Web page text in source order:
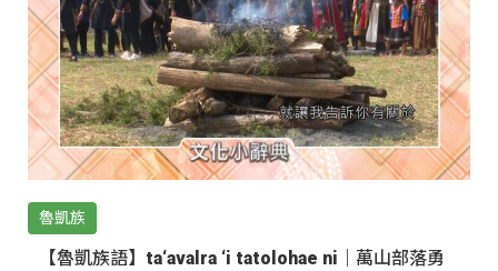
魯凱族
【魯凱族語】ta‘avalra ‘i tatolohae ni｜萬山部落勇